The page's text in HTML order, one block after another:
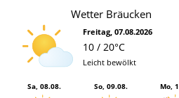
Wetter Bräucken
Freitag, 07.08.2026
10 / 20°C
Leicht bewölkt
Sa, 08.08. So, 09.08. Mo,